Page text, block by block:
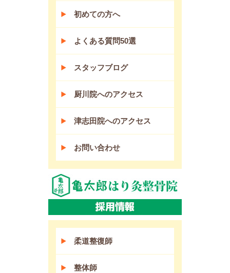
初めての方へ
よくある質問50選
スタッフブログ
厨川院へのアクセス
津志田院へのアクセス
お問い合わせ
柔道整復師
整体師